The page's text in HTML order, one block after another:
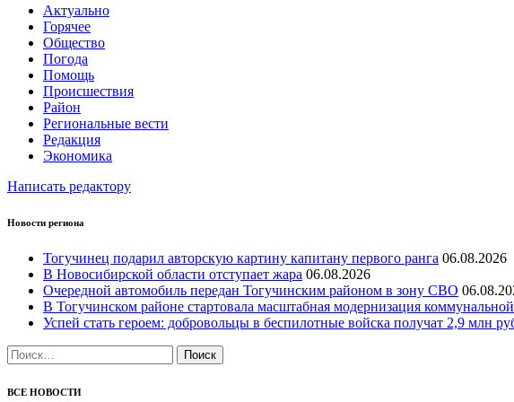
Актуально
Горячее
Общество
Погода
Помощь
Происшествия
Район
Региональные вести
Редакция
Экономика
Написать редактору
Новости региона
Тогучинец подарил авторскую картину капитану первого ранга 06.08.2026
В Новосибирской области отступает жара 06.08.2026
Очередной автомобиль передан Тогучинским районом в зону СВО
В Тогучинском районе стартовала масштабная модернизация
Успей стать героем: добровольцы в беспилотные войска получат 2,9 млн
Найти:
ВСЕ НОВОСТИ